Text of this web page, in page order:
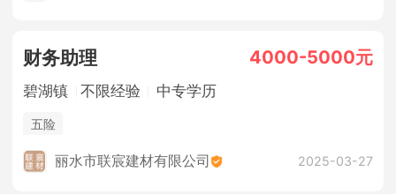
财务助理 4000-5000元
碧湖镇 不限经验 中专学历
五险
丽水市联宸建材有限公司 2025-03-27